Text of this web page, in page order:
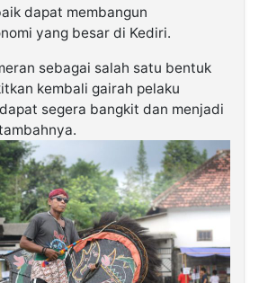
dapat membangun
yang besar di Kediri.
sebagai salah satu bentuk
kembali gairah pelaku
segera bangkit dan menjadi